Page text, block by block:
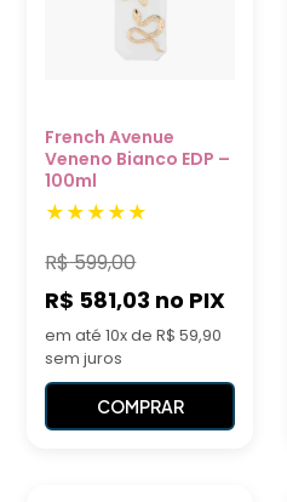
French Avenue
Veneno Bianco EDP –
100ml
R$599,00
R$ 581,03 no PIX
em até 10x de R$ 59,90
sem juros
COMPRAR